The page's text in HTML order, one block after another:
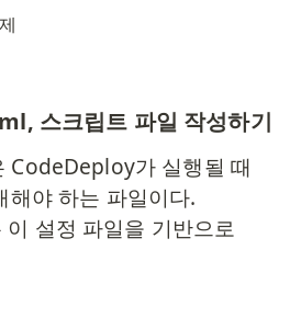
스크립트 파일 작성하기
가 실행될 때
해야 하는 파일이다.
설정 파일을 기반으로